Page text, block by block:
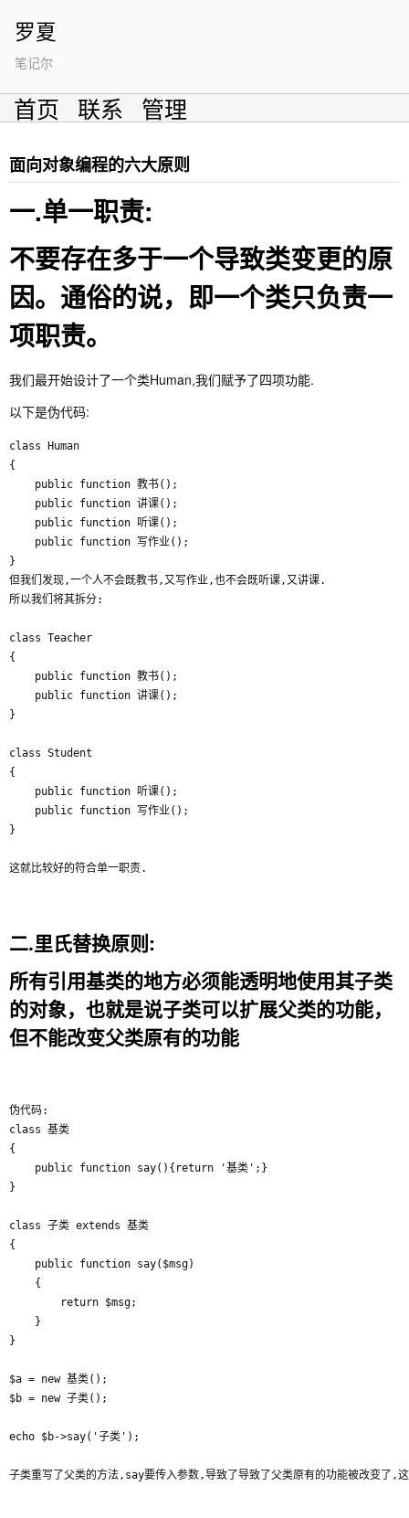
罗夏
笔记尔
首页 联系 管理
面向对象编程的六大原则
一.单一职责:
不要存在多于一个导致类变更的原
因。通俗的说，即一个类只负责一
项职责。
我们最开始设计了一个类Human,我们赋予了四项功能.
以下是伪代码:
class Human
{
    public function 教书();
    public function 讲课();
    public function 听课();
    public function 写作业();
}
但我们发现,一个人不会既教书,又写作业,也不会既听课,又讲课.
所以我们将其拆分:
class Teacher
{
    public function 教书();
    public function 讲课();
}
class Student
{
    public function 听课();
    public function 写作业();
}
二.里氏替换原则:
所有引用基类的地方必须能透明地使用其子类
的对象，也就是说子类可以扩展父类的功能，
但不能改变父类原有的功能
伪代码:
class 基类
{
    public function say(){return '基类';}
}
class 子类 extends 基类
{
    public function say($msg)
    {
        return $msg;
    }
}
$a = new 基类();
$b = new 子类();
echo $b->say('子类');